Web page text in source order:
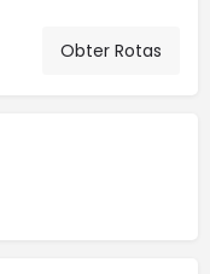
Obter Rotas